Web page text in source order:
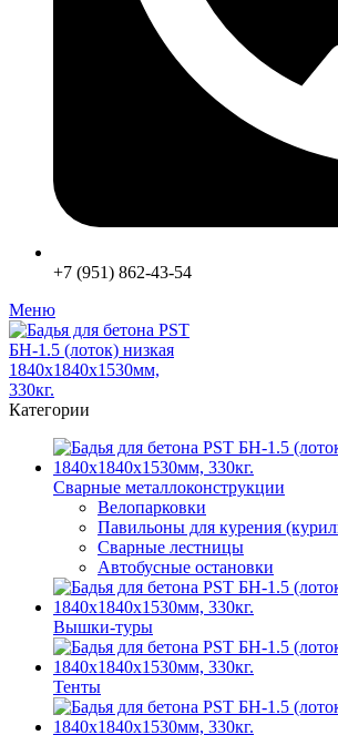
+7 (951) 862-43-54
Меню
Категории
Сварные металлоконструкции
Велопарковки
Павильоны для курения
Сварные лестницы
Автобусные остановки
Вышки-туры
Тенты